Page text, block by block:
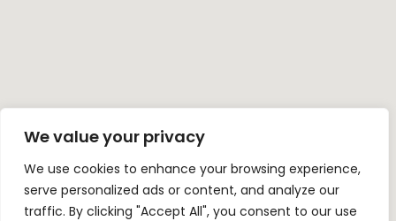
We value your privacy
We use cookies to enhance your browsing experience,
serve personalized ads or content, and analyze our
traffic. By clicking "Accept All", you consent to our use